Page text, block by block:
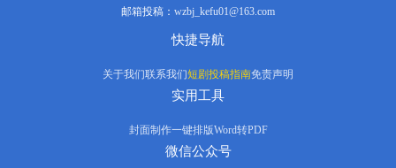
邮箱投稿： wzbj_kefu01@163.com
快捷导航
关于我们联系我们短剧投稿指南免责声明
实用工具
封面制作一键排版Word转PDF
微信公众号